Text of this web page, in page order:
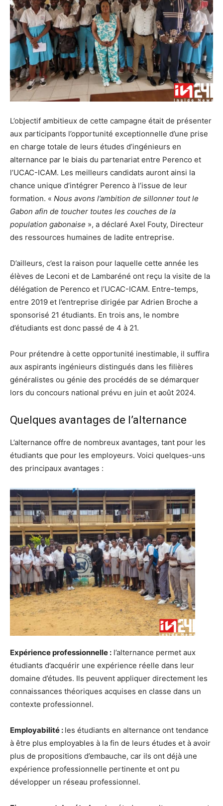
L’objectif ambitieux de cette campagne était de présenter
aux participants l’opportunité exceptionnelle d’une prise
en charge totale de leurs études d’ingénieurs en
alternance par le biais du partenariat entre Perenco et
l’UCAC-ICAM. Les meilleurs candidats auront ainsi la
chance unique d’intégrer Perenco à l’issue de leur
formation. « Nous avons l’ambition de sillonner tout le
Gabon afin de toucher toutes les couches de la
population gabonaise », a déclaré Axel Fouty, Directeur
des ressources humaines de ladite entreprise.
D’ailleurs, c’est la raison pour laquelle cette année les
élèves de Leconi et de Lambaréné ont reçu la visite de la
délégation de Perenco et l’UCAC-ICAM. Entre-temps,
entre 2019 et l’entreprise dirigée par Adrien Broche a
sponsorisé 21 étudiants. En trois ans, le nombre
d’étudiants est donc passé de 4 à 21.
Pour prétendre à cette opportunité inestimable, il suffira
aux aspirants ingénieurs distingués dans les filières
généralistes ou génie des procédés de se démarquer
lors du concours national prévu en juin et août 2024.
Quelques avantages de l’alternance
L’alternance offre de nombreux avantages, tant pour les
étudiants que pour les employeurs. Voici quelques-uns
des principaux avantages :
Expérience professionnelle : l’alternance permet aux
étudiants d’acquérir une expérience réelle dans leur
domaine d’études. Ils peuvent appliquer directement les
connaissances théoriques acquises en classe dans un
contexte professionnel.
Employabilité : les étudiants en alternance ont tendance
à être plus employables à la fin de leurs études et à avoir
plus de propositions d’embauche, car ils ont déjà une
expérience professionnelle pertinente et ont pu
développer un réseau professionnel.